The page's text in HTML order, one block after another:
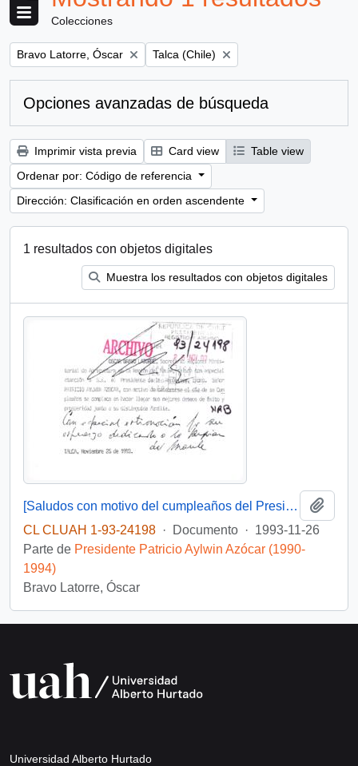
Colecciones
Remove filter:
Bravo Latorre, Óscar Remove filter:
Talca (Chile)
Opciones avanzadas de búsqueda
Imprimir vista previa Card view
Table view
Ordenar por: Código de referencia
Dirección: Clasificación en orden ascendente
1 resultados con objetos digitales
Muestra los resultados con objetos digitales
[Saludos con motivo del cumpleaños del Presidente]
CL CLUAH 1-93-24198 · Documento · 1993-11-26
Parte de Presidente Patricio Aylwin Azócar (1990-
1994)
Bravo Latorre, Óscar
Universidad Alberto Hurtado